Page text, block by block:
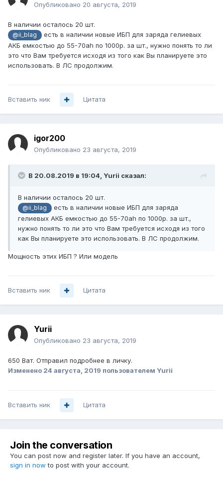
Опубликовано 20 августа, 2019
В наличии осталось 20 шт.
@ii_blag
есть в наличии новые ИБП для заряда гелиевых
АКБ емкостью до 55-70ah по 1000р. за шт., нужно понять то ли
это что Вам требуется исходя из того как Вы планируете это
использовать. В ЛС продолжим.
Вставить ник Цитата
igor200
Опубликовано 23 августа, 2019
В 20.08.2019 в 19:04, Yurii сказал:
В наличии осталось 20 шт.
@ii_blag
есть в наличии новые ИБП для заряда
гелиевых АКБ емкостью до 55-70ah по 1000р. за шт.,
нужно понять то ли это что Вам требуется исходя из того
как Вы планируете это использовать. В ЛС продолжим.
Мощность этих ИБП ? Или модель
Вставить ник Цитата
Yurii
Опубликовано 23 августа, 2019
650 Ват. Отправил подробнее в личку.
Изменено 24 августа, 2019 пользователем Yurii
Вставить ник Цитата
Join the conversation
You can post now and register later. If you have an account,
sign in now to post with your account.